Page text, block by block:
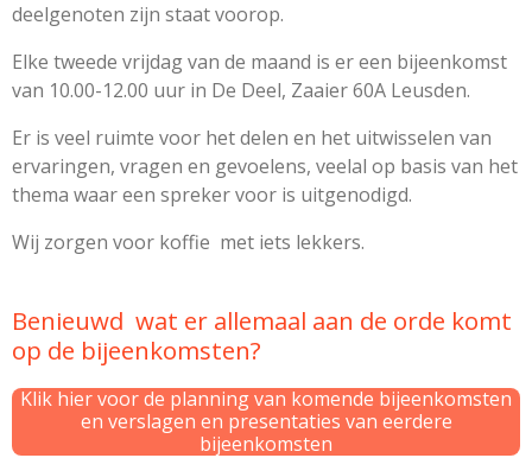
deelgenoten zijn staat voorop.
Elke tweede vrijdag van de maand is er een bijeenkomst
van 10.00-12.00 uur in De Deel, Zaaier 60A Leusden.
Er is veel ruimte voor het delen en het uitwisselen van
ervaringen, vragen en gevoelens, veelal op basis van het
thema waar een spreker voor is uitgenodigd.
Wij zorgen voor koffie met iets lekkers.
Benieuwd wat er allemaal aan de orde komt
op de bijeenkomsten?
Klik hier voor de planning van komende bijeenkomsten
en verslagen en presentaties van eerdere
bijeenkomsten